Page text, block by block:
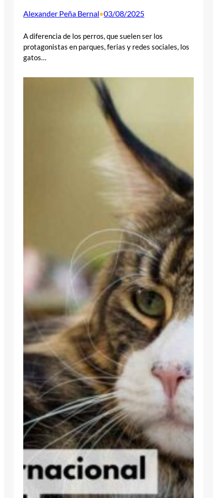
Alexander Peña Bernal•03/08/2025
A diferencia de los perros, que suelen ser los
protagonistas en parques, ferias y redes sociales, los
gatos…